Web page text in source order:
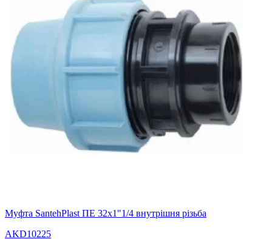
Муфта SantehPlast ПЕ 32х1"1/4 внутрішня різьба
AKD10225